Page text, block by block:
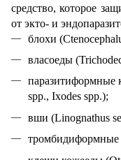
средство, которое
от экто- и
блохи
власоеды
паразитиформные
spp., Ixodes spp.);
вши (Linognathus
тромбидиформные